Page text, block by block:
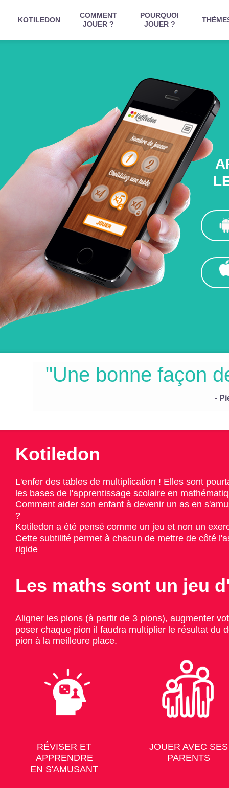
KOTILEDON
COMMENT
JOUER ?
POURQUOI
JOUER ?
"Une bonne façon
-
Kotiledon
L'enfer des tables de multiplication ! Elles sont
les bases de l'apprentissage scolaire en
Comment aider son enfant à devenir un as en
?
Kotiledon a été pensé comme un jeu et non un
Cette subtilité permet à chacun de mettre de côté
rigide
Les maths sont un jeu
Aligner les pions (à partir de 3 pions), augmenter
poser chaque pion il faudra multiplier le résultat du
pion à la meilleure place.
RÉVISER ET
APPRENDRE
EN S'AMUSANT
JOUER AVEC SES
PARENTS